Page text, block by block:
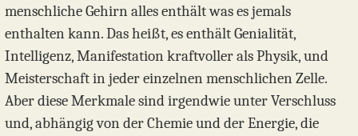
menschliche Gehirn alles enthält was es jemals
enthalten kann. Das heißt, es enthält Genialität,
Intelligenz, Manifestation kraftvoller als Physik, und
Meisterschaft in jeder einzelnen menschlichen ­Zelle.
Aber diese Merkmale sind irgendwie unter Verschluss
und, abhängig von der Chemie und der Energie, die